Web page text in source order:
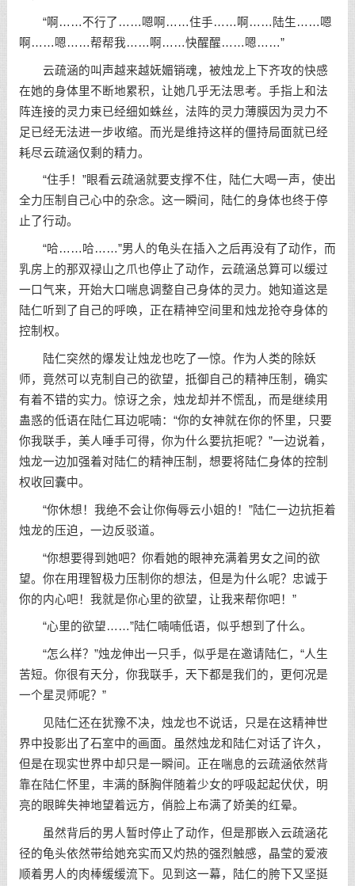
“啊……不行了……嗯啊……住手……啊……陆生……嗯
啊……嗯……帮帮我……啊……快醒醒……嗯……”
云疏涵的叫声越来越妩媚销魂，被烛龙上下齐攻的快感
在她的身体里不断地累积，让她几乎无法思考。手指上和法
阵连接的灵力束已经细如蛛丝，法阵的灵力薄膜因为灵力不
足已经无法进一步收缩。而光是维持这样的僵持局面就已经
耗尽云疏涵仅剩的精力。
“住手！”眼看云疏涵就要支撑不住，陆仁大喝一声，使出
全力压制自己心中的杂念。这一瞬间，陆仁的身体也终于停
止了行动。
“哈……哈……”男人的龟头在插入之后再没有了动作，而
乳房上的那双禄山之爪也停止了动作，云疏涵总算可以缓过
一口气来，开始大口喘息调整自己身体的灵力。她知道这是
陆仁听到了自己的呼唤，正在精神空间里和烛龙抢夺身体的
控制权。
陆仁突然的爆发让烛龙也吃了一惊。作为人类的除妖
师，竟然可以克制自己的欲望，抵御自己的精神压制，确实
有着不错的实力。惊讶之余，烛龙却并不慌乱，而是继续用
蛊惑的低语在陆仁耳边呢喃：“你的女神就在你的怀里，只要
你我联手，美人唾手可得，你为什么要抗拒呢？”一边说着，
烛龙一边加强着对陆仁的精神压制，想要将陆仁身体的控制
权收回囊中。
“你休想！我绝不会让你侮辱云小姐的！”陆仁一边抗拒着
烛龙的压迫，一边反驳道。
“你想要得到她吧？你看她的眼神充满着男女之间的欲
望。你在用理智极力压制你的想法，但是为什么呢？忠诚于
你的内心吧！我就是你心里的欲望，让我来帮你吧！”
“心里的欲望……”陆仁喃喃低语，似乎想到了什么。
“怎么样？”烛龙伸出一只手，似乎是在邀请陆仁，“人生
苦短。你很有天分，你我联手，天下都是我们的，更何况是
一个星灵师呢？”
见陆仁还在犹豫不决，烛龙也不说话，只是在这精神世
界中投影出了石室中的画面。虽然烛龙和陆仁对话了许久，
但是在现实世界中却只是一瞬间。正在喘息的云疏涵依然背
靠在陆仁怀里，丰满的酥胸伴随着少女的呼吸起起伏伏，明
亮的眼眸失神地望着远方，俏脸上布满了娇美的红晕。
虽然背后的男人暂时停止了动作，但是那嵌入云疏涵花
径的龟头依然带给她充实而又灼热的强烈触感，晶莹的爱液
顺着男人的肉棒缓缓流下。见到这一幕，陆仁的胯下又坚挺